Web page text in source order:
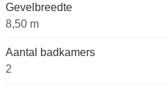
Gevelbreedte
8,50 m
Aantal badkamers
2